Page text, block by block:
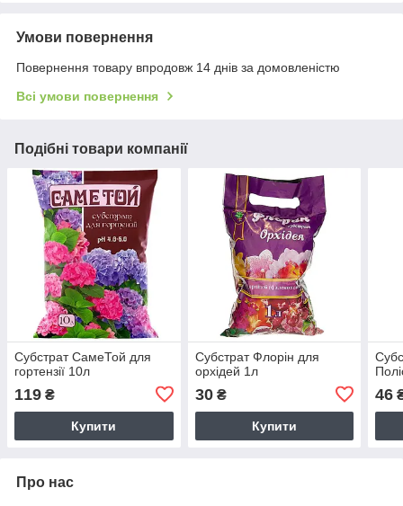
Умови повернення
Повернення товару впродовж 14 днів за домовленістю
Всі умови повернення
Подібні товари компанії
Субстрат СамеТой для
гортензії 10л
119 ₴
Купити
Субстрат Флорін для
орхідей 1л
30₴
Купити
46
Про нас